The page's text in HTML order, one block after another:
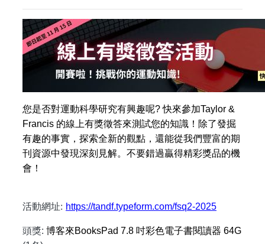
您是否對運動科學研究有興趣呢? 快來參加Taylor &
Francis 的線上有獎徵答來測試您的知識！除了發掘
有趣的事實，探索全新的觀點，還能從我們豐富的期
刊資源中發現深刻見解。不要錯過贏得精彩獎品的機
會！
活動網址: https://tandf.typeform.com/fsq2-2025
頭獎: 博客來BooksPad 7.8 吋彩色電子書閱讀器 64G